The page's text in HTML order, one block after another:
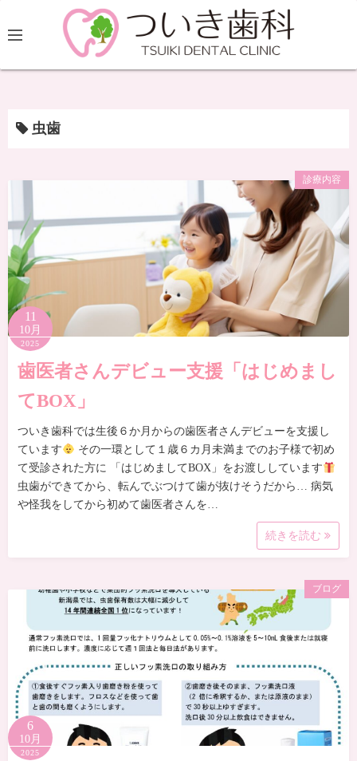
虫歯
診療内容
11
10月
2025
歯医者さんデビュー支援「はじめまし
てBOX」
ついき歯科では生後６か月からの歯医者さんデビューを支援し
ています
その一環として１歳６カ月未満までのお子様で初め
て受診された方に 「はじめましてBOX」をお渡ししています
虫歯ができてから、転んでぶつけて歯が抜けそうだから… 病気
や怪我をしてから初めて歯医者さんを…
続きを読む
ブログ
6
10月
2025